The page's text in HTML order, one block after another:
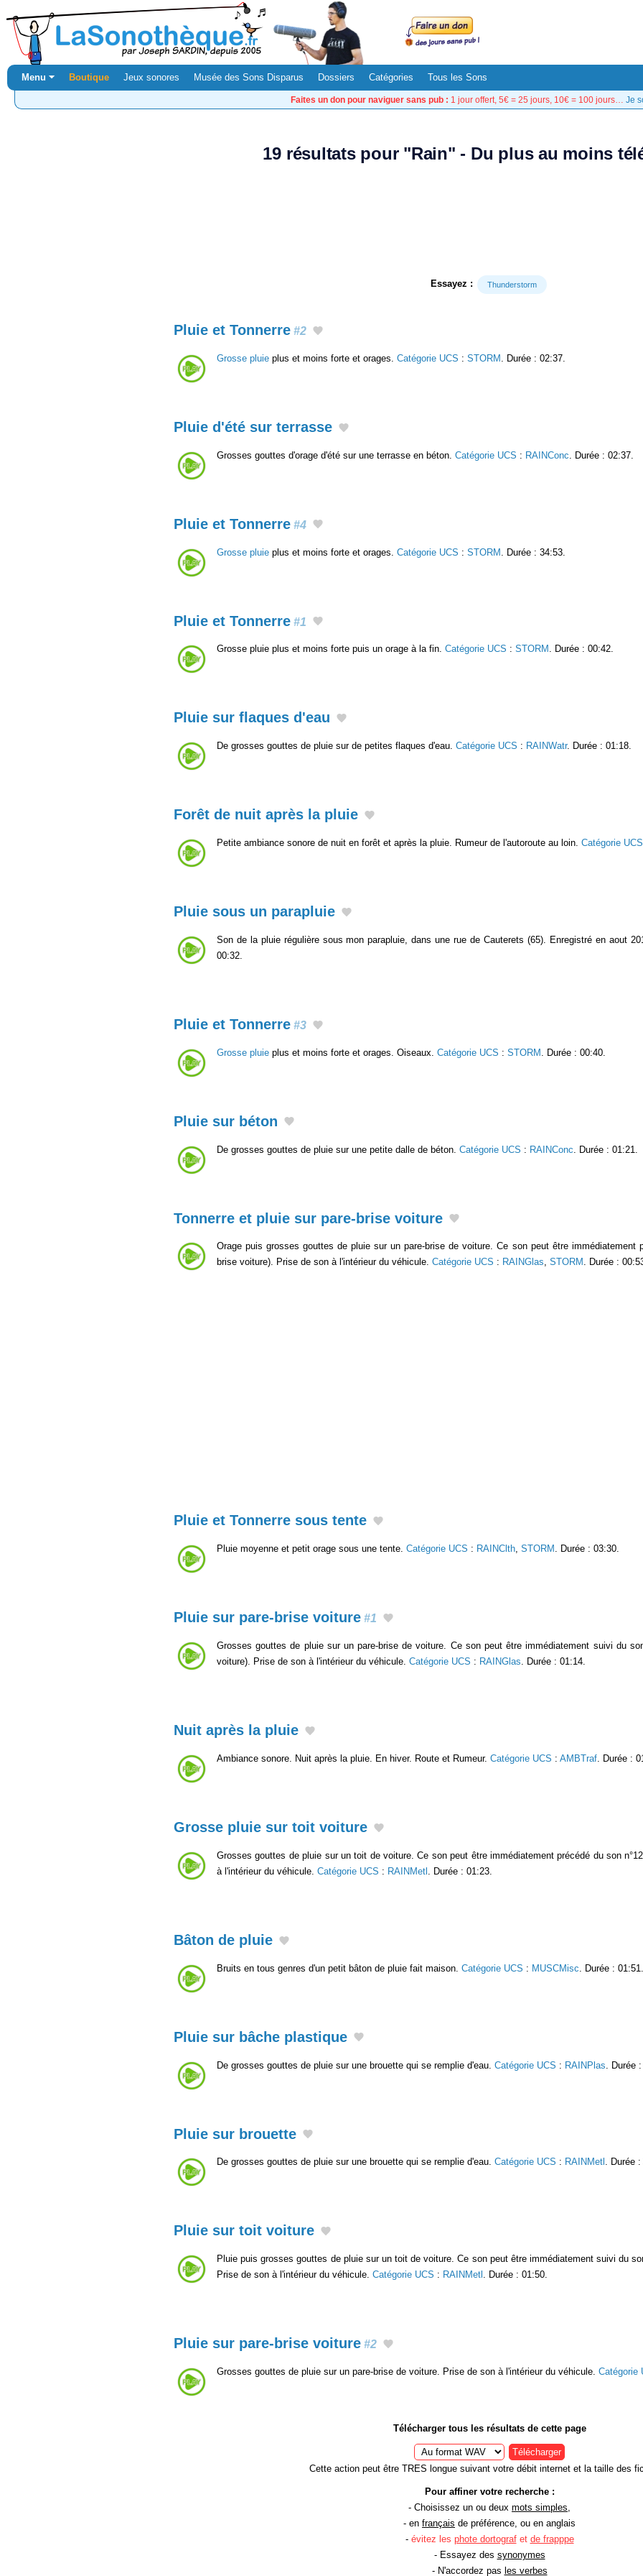
Menu ⏷ Boutique Jeux sonores Musée des Sons Disparus Dossiers Catégories Tous les Sons
Faites un don pour naviguer sans pub : 1 jour offert, 5€ = 25 jours, 10€ = 100 jours… Je
19 résultats pour "Rain" - Du plus au moins
Essayez : Thunderstorm
Pluie et Tonnerre #2
Grosse pluie plus et moins forte et orages. Catégorie UCS : STORM
. Durée : 02:37.
Pluie d'été sur terrasse
Grosses gouttes d'orage d'été sur une terrasse en béton. Catégorie UCS : RAINConc . Durée : 02:37.
Pluie et Tonnerre #4
Grosse pluie plus et moins forte et orages. Catégorie UCS : STORM . Durée : 34:53.
Pluie et Tonnerre #1
Grosse pluie plus et moins forte puis un orage à la fin. Catégorie UCS : STORM . Durée : 00:42.
Pluie sur flaques d'eau
De grosses gouttes de pluie sur de petites flaques d'eau. Catégorie UCS : RAINWatr. Durée : 01:18.
Forêt de nuit après la pluie
Petite ambiance sonore de nuit en forêt et après la pluie. Rumeur de l'autoroute au loin. Catégorie UCS
Pluie sous un parapluie
Son de la pluie régulière sous mon parapluie, dans une rue de Cauterets (65). Enregistré en aout
00:32.
Pluie et Tonnerre #3
Grosse pluie plus et moins forte et orages. Oiseaux. Catégorie UCS : STORM
. Durée : 00:40.
Pluie sur béton
De grosses gouttes de pluie sur une petite dalle de béton. Catégorie UCS : RAINConc . Durée : 01:21.
Tonnerre et pluie sur pare-brise voiture
Orage puis grosses gouttes de pluie sur un pare-brise de voiture. Ce son peut être immédiatement
brise voiture). Prise de son à l'intérieur du véhicule. Catégorie UCS : RAINGlas, STORM . Durée :
Pluie et Tonnerre sous tente
Pluie moyenne et petit orage sous une tente. Catégorie UCS : RAINClth, STORM . Durée : 03:30.
Pluie sur pare-brise voiture #1
Grosses gouttes de pluie sur un pare-brise de voiture. Ce son peut être immédiatement suivi du
voiture). Prise de son à l'intérieur du véhicule. Catégorie UCS : RAINGlas. Durée : 01:14.
Nuit après la pluie
Ambiance sonore. Nuit après la pluie. En hiver. Route et Rumeur. Catégorie UCS : AMBTraf . Durée :
Grosse pluie sur toit voiture
Grosses gouttes de pluie sur un toit de voiture. Ce son peut être immédiatement précédé du son
à l'intérieur du véhicule. Catégorie UCS : RAINMetl
. Durée : 01:23.
Bâton de pluie
Bruits en tous genres d'un petit bâton de pluie fait maison. Catégorie UCS : MUSCMisc . Durée : 01:51.
Pluie sur bâche plastique
De grosses gouttes de pluie sur une brouette qui se remplie d'eau. Catégorie UCS : RAINPlas . Durée
Pluie sur brouette
De grosses gouttes de pluie sur une brouette qui se remplie d'eau. Catégorie UCS : RAINMetl . Durée :
Pluie sur toit voiture
Pluie puis grosses gouttes de pluie sur un toit de voiture. Ce son peut être immédiatement suivi du
Prise de son à l'intérieur du véhicule. Catégorie UCS : RAINMetl . Durée : 01:50.
Pluie sur pare-brise voiture #2
Grosses gouttes de pluie sur un pare-brise de voiture. Prise de son à l'intérieur du véhicule. Catégorie
Télécharger tous les résultats de cette page
Télécharger
Cette action peut être TRES longue suivant votre débit internet et la taille des
Pour affiner votre recherche :
- Choisissez un ou deux mots simples,
- en français de préférence, ou en anglais
- évitez les phote dortografet de frapppe
- Essayez des synonymes
- N'accordez pas les verbes